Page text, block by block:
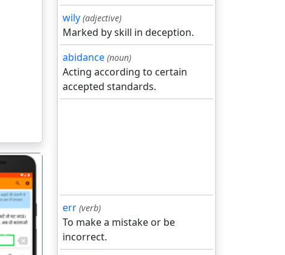
अगला
wily (adjective)
Marked by skill in deception.
abidance (noun)
Acting according to certain
accepted standards.
err (verb)
To make a mistake or be
incorrect.